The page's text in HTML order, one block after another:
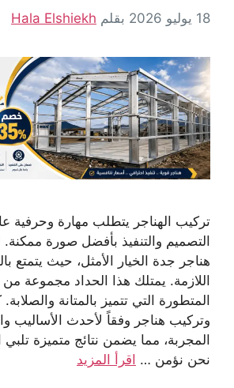
18 يوليو 2026 بقلم Hala Elshiekh
تركيب الهناجر يتطلب مهارة وحرفية
التصميم والتنفيذ بأفضل صورة ممكنة.
هناجر جدة الخيار الأمثل، حيث يتمتع
اللازمة. يمتلك هذا الحداد مجموعة من
المتطورة التي تتميز بالمتانة
وتركيب هناجر وفقاً لأحدث الأساليب
المجربة، مما يضمن نتائج متميزة تلبي
نحن نؤمن … اقرأ المزيد